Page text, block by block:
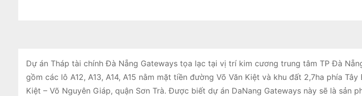
Dự án Tháp tài chính Đà Nẵng Gateways tọa lạc tại vị trí kim cương trung tâm TP Đà
gồm các lô A12, A13, A14, A15 nằm mặt tiền đường Võ Văn Kiệt và khu đất 2,7ha phía
Kiệt – Võ Nguyên Giáp, quận Sơn Trà. Được biết dự án DaNang Gateways này sẽ là sản